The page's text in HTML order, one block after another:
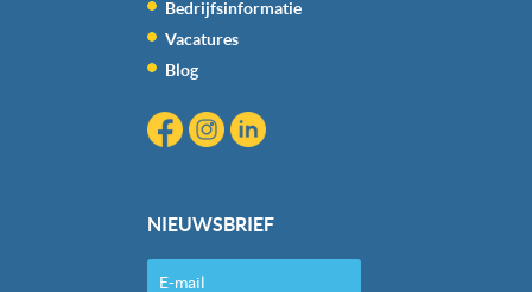
Bedrijfsinformatie
Vacatures
Blog
NIEUWSBRIEF